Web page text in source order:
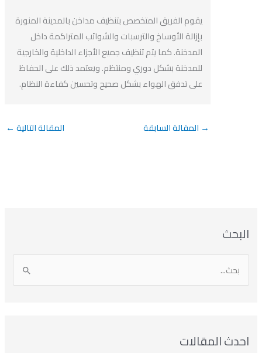
يقوم الفريق المتخصص بتنظيف مداخن بالمدينة المنورة
بإزالة الأوساخ والترسبات والشوائب المتراكمة داخل
المدخنة. كما يتم تنظيف جميع الأجزاء الداخلية والخارجية
للمدخنة بشكل دوري ومنتظم. ويعتمد ذلك على الحفاظ
على تدفق الهواء بشكل صحيح وتحسين كفاءة النظام.
المقالة السابقة المقالة التالية←
المقالات